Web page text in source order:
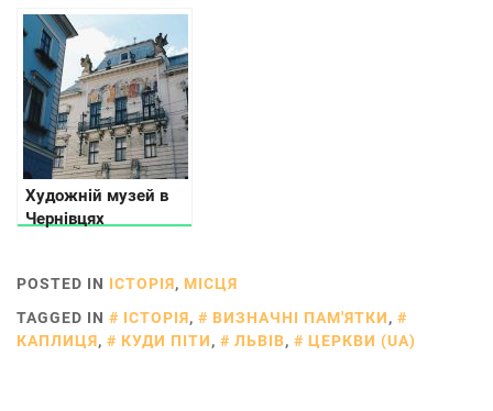
натуральный мед?
Художній музей в
Чернівцях
POSTED IN ІСТОРІЯ, МІСЦЯ
TAGGED IN
ІСТОРІЯ, ВИЗНАЧНІ ПАМ'ЯТКИ,
КАПЛИЦЯ, КУДИ ПІТИ, ЛЬВІВ, ЦЕРКВИ (UA)